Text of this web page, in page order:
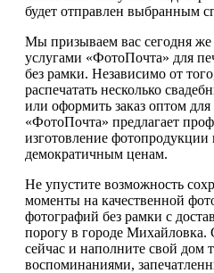
будет отправлен выбранным
Мы призываем вас сегодня же
услугами «ФотоПочта» для
без рамки. Независимо от
распечатать несколько
или оформить заказ оптом для
«ФотоПочта» предлагает
изготовление фотопродукции
демократичным ценам.
Не упустите возможность
моменты на качественной
фотографий без рамки с
порогу в городе Михайловка.
сейчас и наполните свой дом
воспоминаниями,